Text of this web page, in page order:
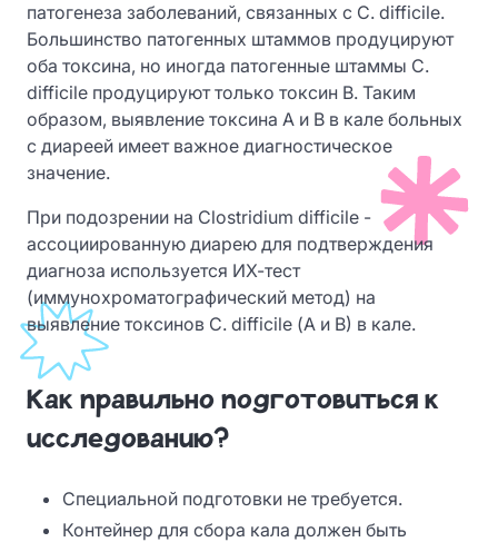
патогенеза заболеваний, связанных с C. difficile.
Большинство патогенных штаммов продуцируют
оба токсина, но иногда патогенные штаммы C.
difficile продуцируют только токсин B. Таким
образом, выявление токсина А и В в кале больных
с диареей имеет важное диагностическое
значение.
При подозрении на Clostridium difficile -
ассоциированную диарею для подтверждения
диагноза используется ИХ-тест
(иммунохроматографический метод) на
выявление токсинов C. difficile (А и B) в кале.
Как правильно подготовиться к
исследованию?
Специальной подготовки не требуется.
Контейнер для сбора кала должен быть